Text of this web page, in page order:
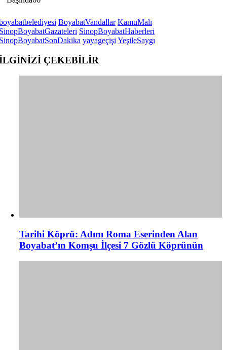
BoyabatVandallar KamuMalı
SinopBoyabatHaberleri
yayageçişi YeşileSaygı
ÇEKEBİLİR
Tarihi Köprü: Adını Roma Eserinden Alan
Boyabat’ın Komşu İlçesi 7 Gözlü Köprünün